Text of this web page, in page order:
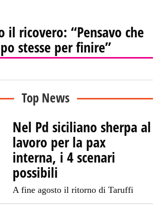
il ricovero: “Pensavo che
stesse per finire”
Top News
Nel Pd siciliano sherpa al
lavoro per la pax
interna, i 4 scenari
possibili
A fine agosto il ritorno di Taruffi